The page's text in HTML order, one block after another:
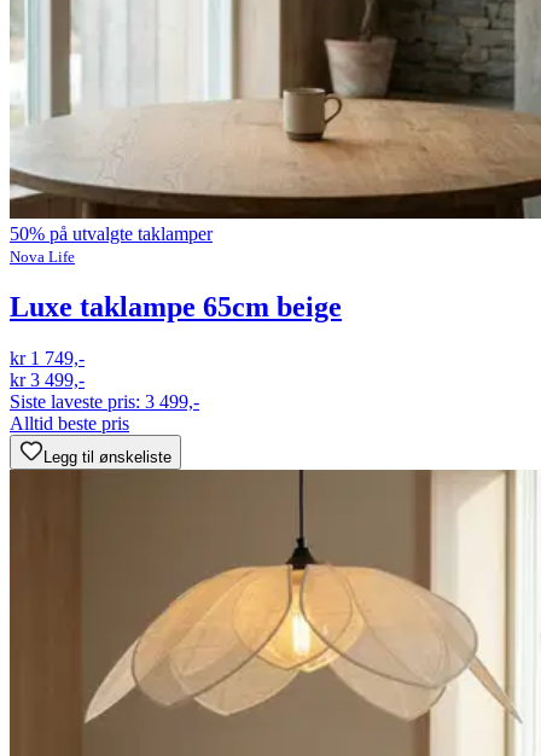
50% på utvalgte taklamper
Nova Life
Luxe taklampe 65cm beige
kr 1 749,-
kr 3 499,-
Siste laveste pris: 3 499,-
Alltid beste pris
Legg til ønskeliste